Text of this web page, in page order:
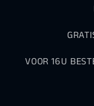
VOOR 16U